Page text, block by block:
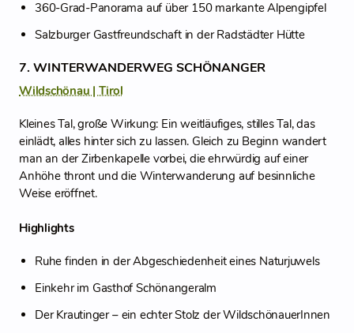
360-Grad-Panorama auf über 150 markante Alpengipfel
Salzburger Gastfreundschaft in der Radstädter Hütte
7. WINTERWANDERWEG SCHÖNANGER
Wildschönau | Tirol
Kleines Tal, große Wirkung: Ein weitläufiges, stilles Tal, das
einlädt, alles hinter sich zu lassen. Gleich zu Beginn wandert
man an der Zirbenkapelle vorbei, die ehrwürdig auf einer
Anhöhe thront und die Winterwanderung auf besinnliche
Weise eröffnet.
Highlights
Ruhe finden in der Abgeschiedenheit eines Naturjuwels
Einkehr im Gasthof Schönangeralm
Der Krautinger – ein echter Stolz der WildschönauerInnen